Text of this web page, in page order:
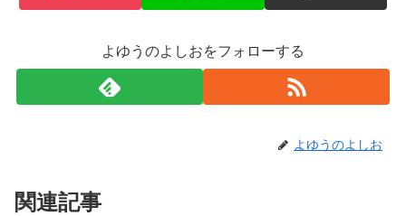
よゆうのよしおをフォローする
よゆうのよしお
関連記事